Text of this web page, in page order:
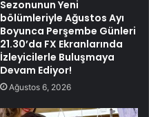
Sezonunun Yeni
bölümleriyle Ağustos Ayı
Boyunca Perşembe Günleri
21.30’da FX Ekranlarında
İzleyicilerle Buluşmaya
Devam Ediyor!
Ağustos 6, 2026